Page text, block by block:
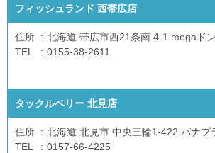
フィッシュランド 西帯広店
住所
北海道 帯広市西21条南 4-1 megaド
TEL
0155-38-2611
タックルベリー 北見店
住所
北海道 北見市 中央三輪1-422 パナプ
TEL
0157-66-4225